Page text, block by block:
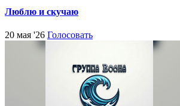
Люблю и скучаю
20 мая '26 Голосовать